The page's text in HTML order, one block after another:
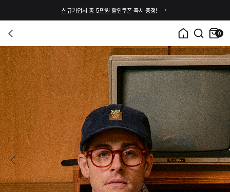
신규가입시 총 5만원 할인쿠폰 즉시 증정!
0